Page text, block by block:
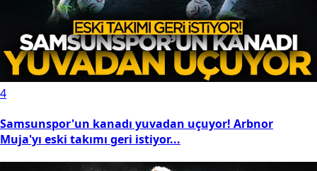
4
Samsunspor'un kanadı yuvadan uçuyor! Arbnor
Muja'yı eski takımı geri istiyor...